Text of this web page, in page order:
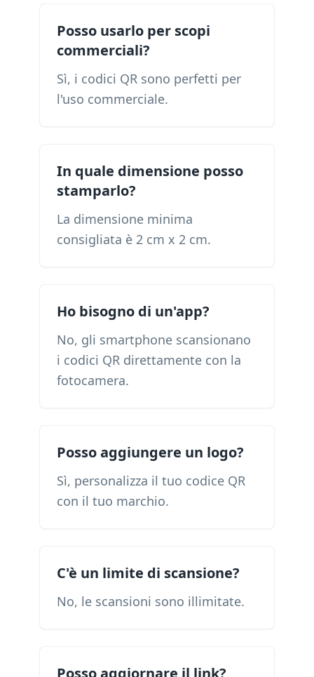
Posso usarlo per scopi
commerciali?
Sì, i codici QR sono perfetti per
l'uso commerciale.
In quale dimensione posso
stamparlo?
La dimensione minima
consigliata è 2 cm x 2 cm.
Ho bisogno di un'app?
No, gli smartphone scansionano
i codici QR direttamente con la
fotocamera.
Posso aggiungere un logo?
Sì, personalizza il tuo codice QR
con il tuo marchio.
C'è un limite di scansione?
No, le scansioni sono illimitate.
Posso aggiornare il link?